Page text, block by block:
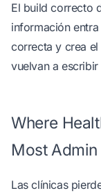
El build correcto
información
correcta y crea el
vuelvan a
Where
Most
Las clínicas